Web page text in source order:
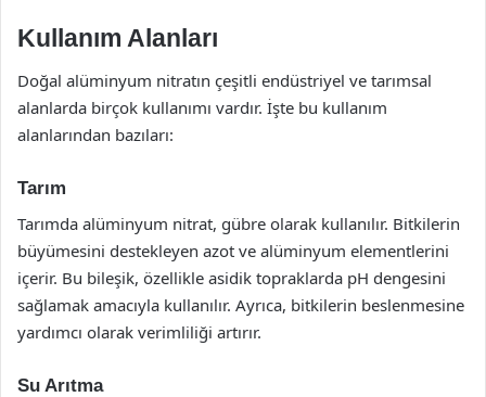
Kullanım Alanları
Doğal alüminyum nitratın çeşitli endüstriyel ve tarımsal
alanlarda birçok kullanımı vardır. İşte bu kullanım
alanlarından bazıları:
Tarım
Tarımda alüminyum nitrat, gübre olarak kullanılır. Bitkilerin
büyümesini destekleyen azot ve alüminyum elementlerini
içerir. Bu bileşik, özellikle asidik topraklarda pH dengesini
sağlamak amacıyla kullanılır. Ayrıca, bitkilerin beslenmesine
yardımcı olarak verimliliği artırır.
Su Arıtma